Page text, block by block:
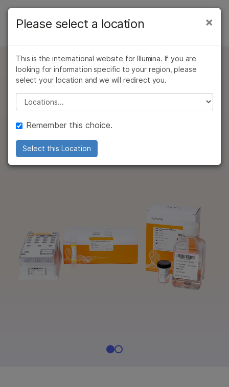
学习
支持
推荐内容链接
按类型
按感兴趣的区域
通过仪器兼容性
产品线
浏览所有产品
产品组合
通过仪器兼容性
问题
MiSeq v3试剂盒
与早期版本相比，经过优化的试剂盒可增加簇密度和读
长，从而提高测序质量分值。
MiSeq System specification sheet
数据表 PDF < 1 MB
癌症研究
微生物学
农业基因组学
复杂疾病
临床肿瘤学
生殖健康
遗传病和罕见病
×
Please select a location
This is the international website for Illumina. If you are
looking for information specific to your region, please
select your location and we will redirect you.
Please select a location
Remember this choice.
Select this Location